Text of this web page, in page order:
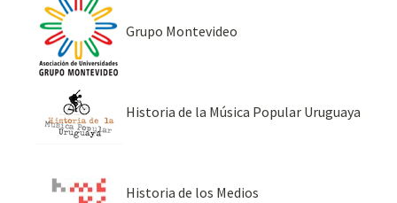
Grupo Montevideo
Historia de la Música Popular Uruguaya
Historia de los Medios